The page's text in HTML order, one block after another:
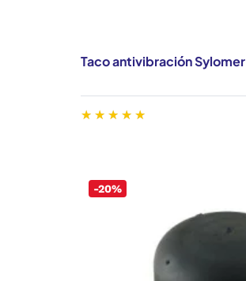
Taco antivibración Sylomer
-20%